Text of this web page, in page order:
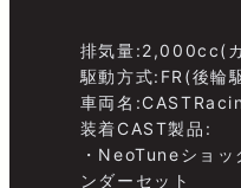
排気量:2,000cc(
駆動方式:FR(後輪
車両名
装着CAST製品:
・NeoTuneショッ
ンダーセット